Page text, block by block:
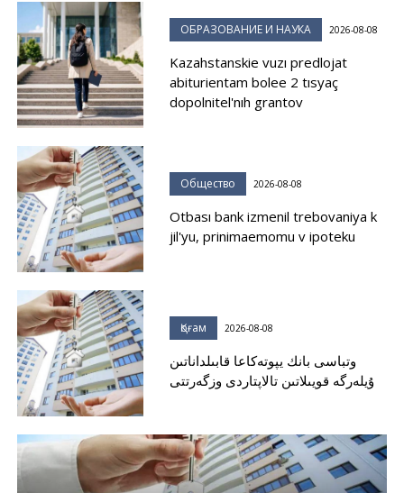
ОБРАЗОВАНИЕ И НАУКА 2026-08-08
Kazahstanskie vuzı predlojat
abiturientam bolee 2 tısyaç
dopolnitel'nıh grantov
Общество 2026-08-08
Otbası bank izmenil trebovaniya k
jil'yu, prinimaemomu v ipoteku
Қоғам 2026-08-08
وتباسى بانك يپوتەكاعا قابىلداناتىن
ۇيلەرگە قويىلاتىن تالاپتاردى وزگەرتتى